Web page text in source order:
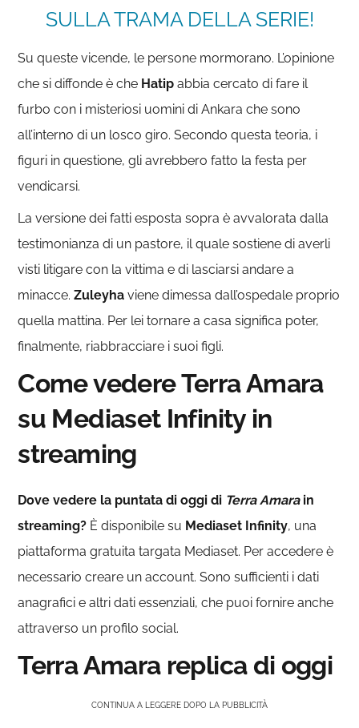
SULLA TRAMA DELLA SERIE!
Su queste vicende, le persone mormorano. L’opinione
che si diffonde è che Hatip abbia cercato di fare il
furbo con i misteriosi uomini di Ankara che sono
all’interno di un losco giro. Secondo questa teoria, i
figuri in questione, gli avrebbero fatto la festa per
vendicarsi.
La versione dei fatti esposta sopra è avvalorata dalla
testimonianza di un pastore, il quale sostiene di averli
visti litigare con la vittima e di lasciarsi andare a
minacce.Zuleyhaviene dimessa dall’ospedale proprio
quella mattina. Per lei tornare a casa significa poter,
finalmente, riabbracciare i suoi figli.
Come vedere Terra Amara
su Mediaset Infinity in
streaming
Dove vedere la puntata di oggi di Terra Amarain
streaming? È disponibile su Mediaset Infinity, una
piattaforma gratuita targata Mediaset. Per accedere è
necessario creare un account. Sono sufficienti i dati
anagrafici e altri dati essenziali, che puoi fornire anche
attraverso un profilo social.
Terra Amara replica di oggi
CONTINUA A LEGGERE DOPO LA PUBBLICITÀ